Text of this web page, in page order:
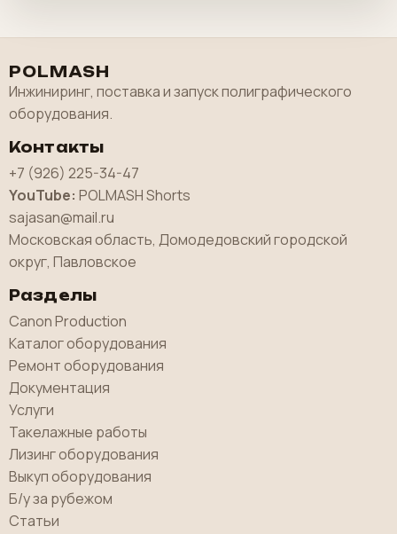
POLMASH
Инжиниринг, поставка и запуск полиграфического
оборудования.
Контакты
+7 (926) 225-34-47
YouTube: POLMASH Shorts
sajasan@mail.ru
Московская область, Домодедовский городской
округ, Павловское
Разделы
Canon Production
Каталог оборудования
Ремонт оборудования
Документация
Услуги
Такелажные работы
Лизинг оборудования
Выкуп оборудования
Б/у за рубежом
Статьи